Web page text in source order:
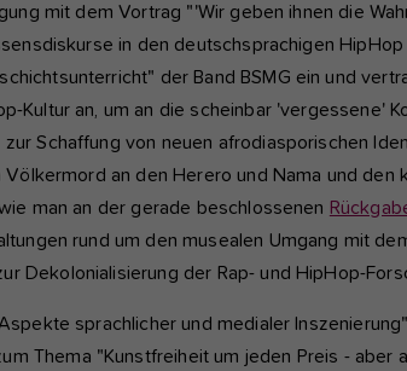
mit dem Vortrag "'Wir geben ihnen die
in den deutschsprachigen
der Band BSMG ein und
Kultur an, um an die scheinbar 'vergessene'
Schaffung von neuen afrodiasporischen
an den Herero und Nama und den
man an der gerade beschlossenen
rund um den musealen Umgang mit
Dekolonialisierung der Rap- und HipHop-
sprachlicher und medialer
Thema "Kunstfreiheit um jeden Preis - aber